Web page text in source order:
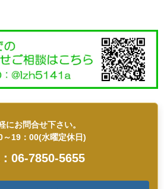
にお問合せ下さい。
～19：00(水曜定休日)
06-7850-5655